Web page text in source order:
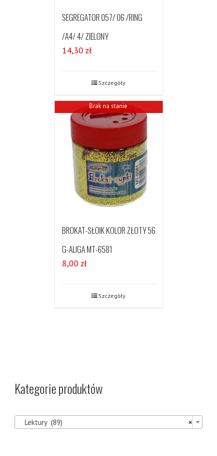
SEGREGATOR 057/ 06 /RING
/A4/ 4/ ZIELONY
14,30 zł
Szczegóły
Brak na stanie
BROKAT-SŁOIK KOLOR ZŁOTY 56
G-ALIGA MT-6581
8,00 zł
Szczegóły
Kategorie produktów
×
Lektury (89)